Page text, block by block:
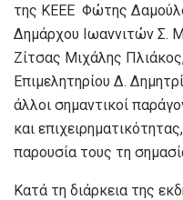
της ΚΕΕΕ Φώτης
Δημάρχου Ιωαννιτών Σ.
Ζίτσας Μιχάλης
Επιμελητηρίου Δ.
άλλοι σημαντικοί
και
παρουσία τους τη
Κατά τη διάρκεια της